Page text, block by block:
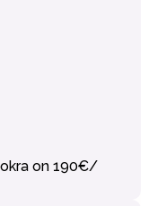
on 190€/